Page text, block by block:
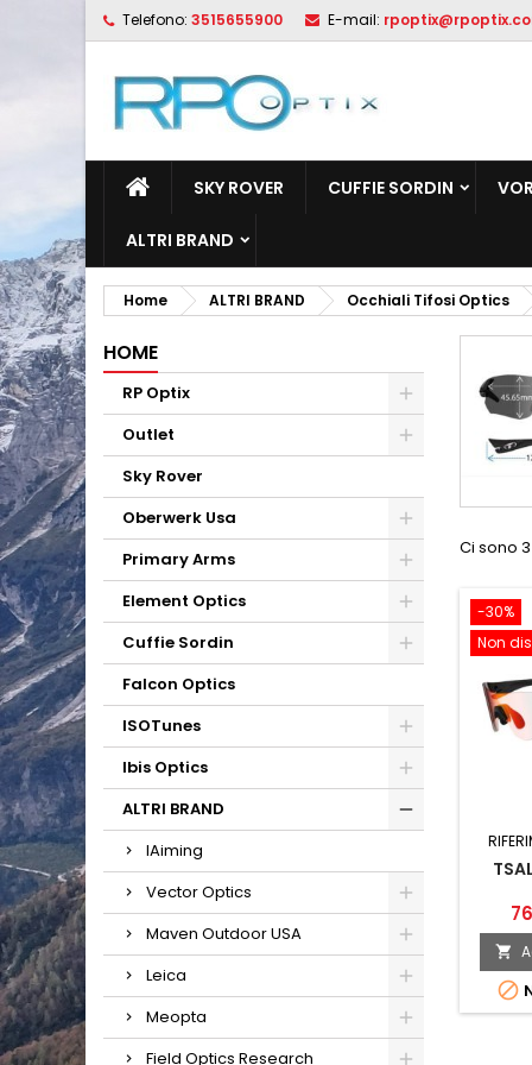
Telefono: 3515655900 E-mail:
SKY ROVER CUFFIE SORDIN
ALTRI BRAND
Home ALTRI BRAND Occhiali Tifosi Optics
HOME
RP Optix
Outlet
Sky Rover
Oberwerk Usa
Primary Arms
Element Optics
Cuffie Sordin
Falcon Optics
ISOTunes
Ibis Optics
ALTRI BRAND
IAiming
Vector Optics
Maven Outdoor USA
Leica
Meopta
Field Optics Research
Ci sono
-30%
Non

